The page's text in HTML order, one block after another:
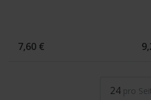
7,60 €
24 pro